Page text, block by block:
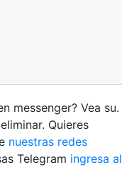
messenger? Vea su.
Quieres
nuestras redes
Telegram ingresa al